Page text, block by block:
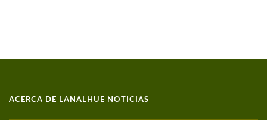
ACERCA DE LANALHUE NOTICIAS